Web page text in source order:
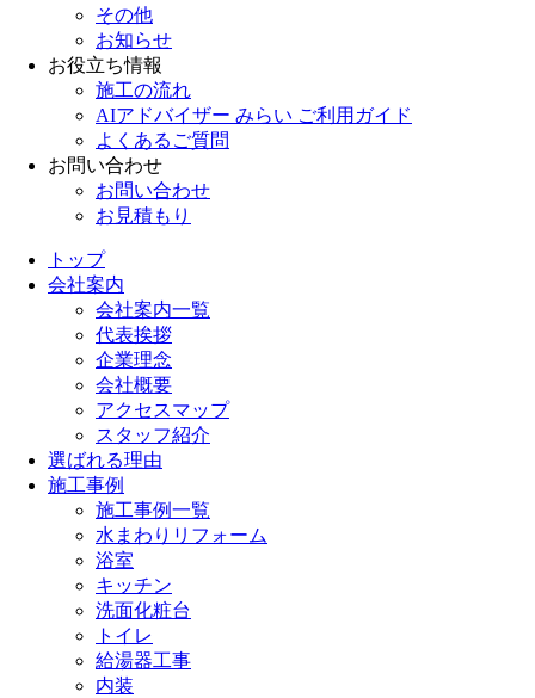
その他
お知らせ
お役立ち情報
施工の流れ
AIアドバイザー みらい ご利用ガイド
よくあるご質問
お問い合わせ
お問い合わせ
お見積もり
トップ
会社案内
会社案内一覧
代表挨拶
企業理念
会社概要
アクセスマップ
スタッフ紹介
選ばれる理由
施工事例
施工事例一覧
水まわりリフォーム
浴室
キッチン
洗面化粧台
トイレ
給湯器工事
内装